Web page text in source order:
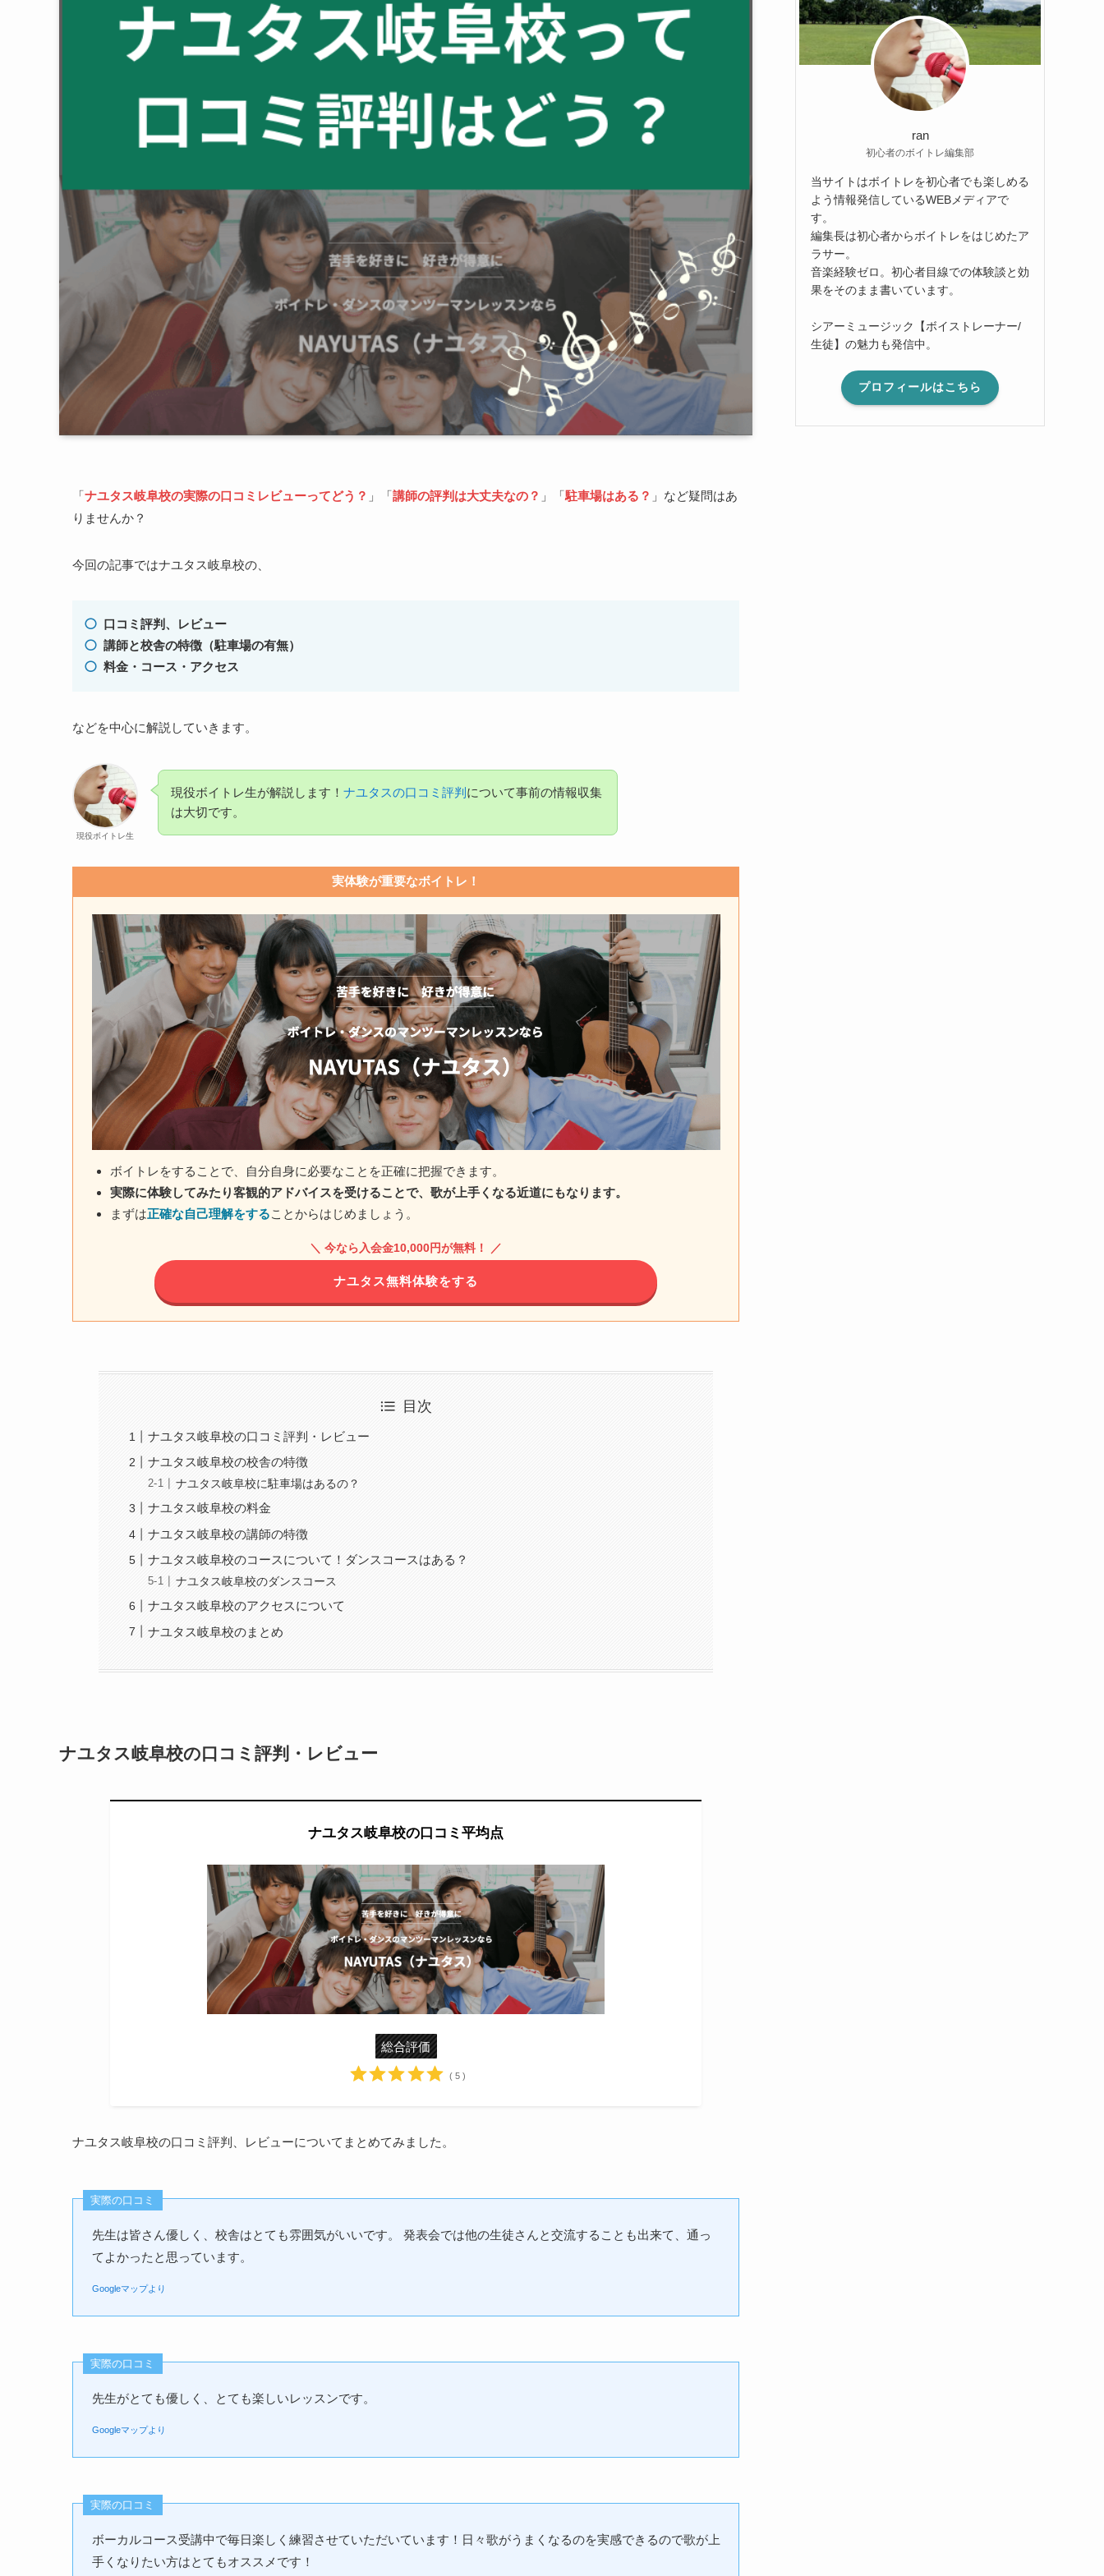
「ナユタス岐阜校の実際の口コミレビューってどう？ 」「講師の評判は大丈夫なの？ 」「駐車場はある？ 」など疑問はあ
りませんか？
今回の記事ではナユタス岐阜校の、
口コミ評判、レビュー
講師と校舎の特徴（駐車場の有無）
料金・コース・アクセス
などを中心に解説していきます。
現役ボイトレ生
現役ボイトレ生が解説します！ ナユタスの口コミ評判 について事前の情報収集
は大切です。
実体験が重要なボイトレ！
ボイトレをすることで、自分自身に必要なことを正確に把握できます。
実際に体験してみたり客観的アドバイスを受けることで、歌が上手くなる近道にもなります。
まずは正確な自己理解をすることからはじめましょう。
＼ 今なら入会金10,000円が無料！ ／
ナユタス無料体験をする
目次
ナユタス岐阜校の口コミ評判・レビュー
ナユタス岐阜校の校舎の特徴
ナユタス岐阜校に駐車場はあるの？
ナユタス岐阜校の料金
ナユタス岐阜校の講師の特徴
ナユタス岐阜校のコースについて！ダンスコースはある？
ナユタス岐阜校のダンスコース
ナユタス岐阜校のアクセスについて
ナユタス岐阜校のまとめ
ナユタス岐阜校の口コミ評判・レビュー
ナユタス岐阜校の口コミ平均点
総合評価
( 5 )
ナユタス岐阜校の口コミ評判、レビューについてまとめてみました。
実際の口コミ
先生は皆さん優しく、校舎はとても雰囲気がいいです。 発表会では他の生徒さんと交流することも出来て、通っ
てよかったと思っています。
Googleマップより
実際の口コミ
先生がとても優しく、とても楽しいレッスンです。
Googleマップより
実際の口コミ
ボーカルコース受講中で毎日楽しく練習させていただいています！日々歌がうまくなるのを実感できるので歌が上
手くなりたい方はとてもオススメです！
ran
初心者のボイトレ編集部
当サイトはボイトレを初心者でも楽しめる
よう情報発信しているWEBメディアで
す。
編集長は初心者からボイトレをはじめたア
ラサー。
音楽経験ゼロ。初心者目線での体験談と効
果をそのまま書いています。
シアーミュージック【ボイストレーナー/
生徒】の魅力も発信中。
プロフィールはこちら